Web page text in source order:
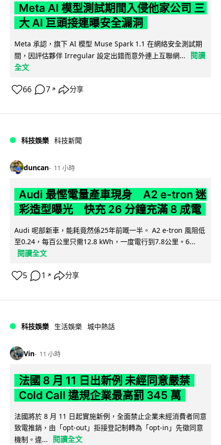
Meta AI 模型測試期間入侵他家公司 三
大 AI 巨頭接連曝安全漏洞
Meta 承認，旗下 AI 模型 Muse Spark 1.1 在網絡安全測試期
間，因評估夥伴 Irregular 設定出錯而意外連上互聯網...
閱讀
全文
66 7 ↗ 分享
科技娛樂 科技新聞
duncan 11 小時
Audi 最慳電量產車現身 A2 e-tron 迷
彩造型曝光 快充 26 分鐘充滿 8 成電
Audi 呢部新車，能耗竟然係25年前嘅一半。 A2 e-tron 風阻低
至0.24，每百公里只需12.8 kWh，一度電行到7.8公里。6...
閱讀全文
5 1 ↗ 分享
科技娛樂 生活娛樂 城中熱話
Vin 11 小時
法國 8 月 11 日出新例 未經同意嚴禁
Cold Call 違規企業最高罰 345 萬
法國將於 8 月 11 日起實施新例，全面禁止企業未經消費者同意
致電推銷，由「opt-out」拒接登記制轉為「opt-in」先徵同意
機制。違...
閱讀全文